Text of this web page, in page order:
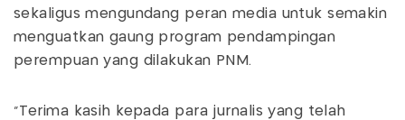
sekaligus mengundang peran media untuk semakin
menguatkan gaung program pendampingan
perempuan yang dilakukan PNM.
“Terima kasih kepada para jurnalis yang telah